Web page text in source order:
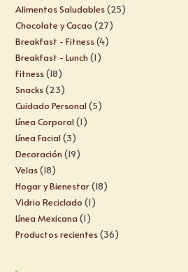
Alimentos Saludables 25
Chocolate y Cacao 27
Breakfast - Fitness 4
Breakfast - Lunch 1
Fitness 18
Snacks 23
Cuidado Personal 5
Línea Corporal 1
Línea Facial 3
Decoración 19
Velas 18
Hogar y Bienestar 18
Vidrio Reciclado 1
Línea Mexicana 1
Productos recientes 36